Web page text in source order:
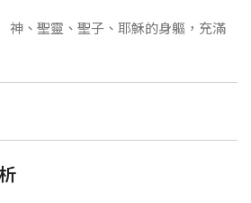
、聖靈、聖子、耶穌的身軀，充滿